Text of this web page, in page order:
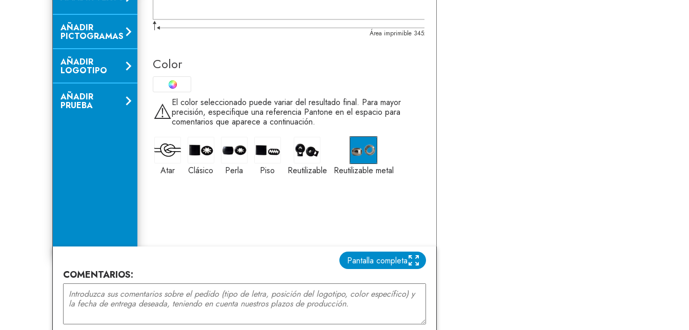
AÑADIR
PICTOGRAMAS
AÑADIR
LOGOTIPO
AÑADIR
PRUEBA
Área imprimible 345x15mm
Color
⚠️El color seleccionado puede variar del resultado final. Para mayor
precisión, especifique una referencia Pantone en el espacio para
comentarios que aparece a continuación.
Atar
Atar Clásico Perla Piso Reutilizable
Reutilizable metal
Reutilizable metal
Pantalla completa
COMENTARIOS: